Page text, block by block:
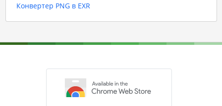
Конвертер PNG в EXR